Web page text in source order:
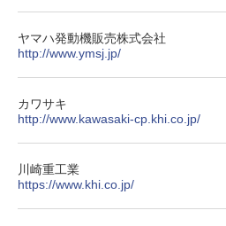
ヤマハ発動機販売株式会社
http://www.ymsj.jp/
カワサキ
http://www.kawasaki-cp.khi.co.jp/
川崎重工業
https://www.khi.co.jp/